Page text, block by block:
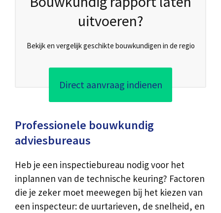
uitvoeren?
Bekijk en vergelijk geschikte bouwkundigen in de regio
Direct aanvraag indienen
Professionele bouwkundig
adviesbureaus
Heb je een inspectiebureau nodig voor het
inplannen van de technische keuring? Factoren
die je zeker moet meewegen bij het kiezen van
een inspecteur: de uurtarieven, de snelheid, en